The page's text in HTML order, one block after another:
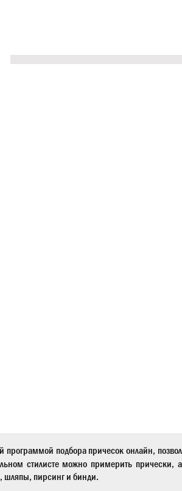
программой подбора причесок онлайн,
стилистеможно примерить прически, а
шляпы, пирсинг и бинди.